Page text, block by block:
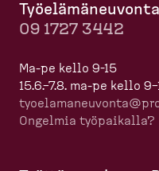
Työelä­mä­neuvonta
09 1727 3442
Ma-pe kello 9-15
15.6.–7.8. ma-pe kello
Ongelmia työpaikalla?